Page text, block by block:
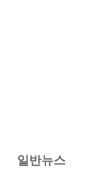
일반뉴스